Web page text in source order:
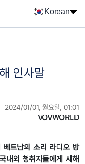
Korean
인사말
2024/01/01, 월요일, 01:01
VOVWORLD
트남의 소리 라디오 방
외 청취자들에게 새해